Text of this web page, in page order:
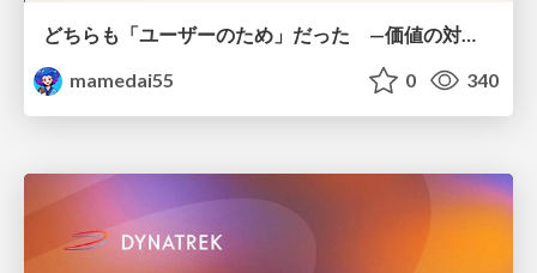
どちらも「ユーザーのため」だった —価値の対立を仮説検証に変えて #Scrumfest Osaka 2026
mamedai55
0 340